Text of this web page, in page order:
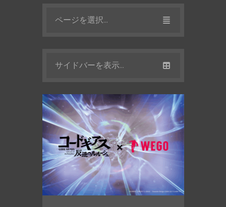
ページを選択...
サイドバーを表示...